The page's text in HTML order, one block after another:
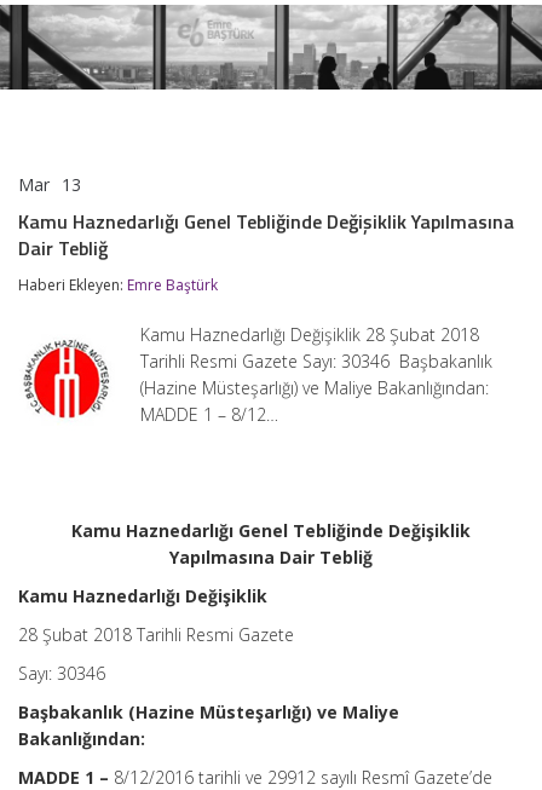
Mar 13
Genel
Yapılmasına
Tebliğ
Kamu Haznedarlığı Genel Tebliğinde Değişiklik Yapılmasına
Dair Tebliğ
Haberi Ekleyen: Emre Baştürk
Kamu Haznedarlığı Değişiklik 28 Şubat 2018
Tarihli Resmi Gazete Sayı: 30346 Başbakanlık
(Hazine Müsteşarlığı) ve Maliye Bakanlığından:
MADDE 1 – 8/12…
Kamu Haznedarlığı Genel Tebliğinde Değişiklik
Yapılmasına Dair Tebliğ
Kamu Haznedarlığı Değişiklik
28 Şubat 2018 Tarihli Resmi Gazete
Sayı: 30346
Başbakanlık (Hazine Müsteşarlığı) ve Maliye
Bakanlığından:
MADDE 1 – 8/12/2016 tarihli ve 29912 sayılı Resmî Gazete’de